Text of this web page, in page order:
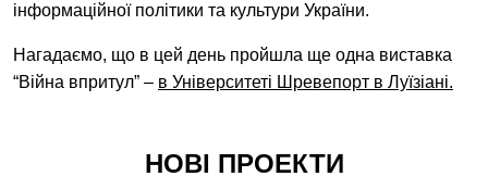
інформаційної політики та культури України.
Нагадаємо, що в цей день пройшла ще одна виставка
“Війна впритул” – в Університеті Шревепорт в Луїзіані.
НОВІ ПРОЕКТИ